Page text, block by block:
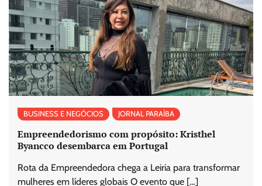
BUSINESS E NEGÓCIOS JORNAL PARAÍBA
Empreendedorismo com propósito: Kristhel
Byancco desembarca em Portugal
Rota da Empreendedora chega a Leiria para transformar
mulheres em líderes globais O evento que […]